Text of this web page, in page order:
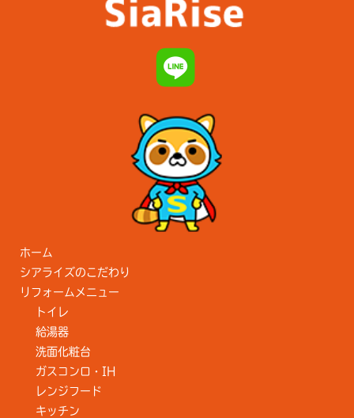
ホーム
シアライズのこだわり
リフォームメニュー
トイレ
給湯器
洗面化粧台
ガスコンロ・IH
レンジフード
キッチン